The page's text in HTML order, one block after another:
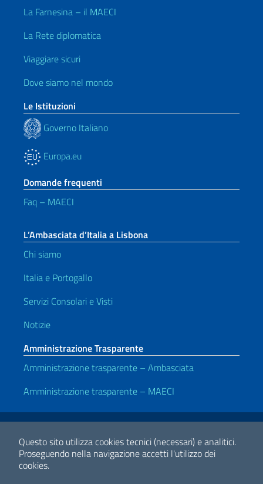
Questo sito utilizza cookies tecnici (necessari) e analitici.
Proseguendo nella navigazione accetti l'utilizzo dei
cookies.
La Farnesina – il MAECI
La Rete diplomatica
Viaggiare sicuri
Dove siamo nel mondo
Le Istituzioni
Governo Italiano
Europa.eu
Domande frequenti
Faq – MAECI
L’Ambasciata d’Italia a Lisbona
Chi siamo
Italia e Portogallo
Servizi Consolari e Visti
Notizie
Amministrazione Trasparente
Amministrazione trasparente – Ambasciata
Amministrazione trasparente – MAECI
Link Utili